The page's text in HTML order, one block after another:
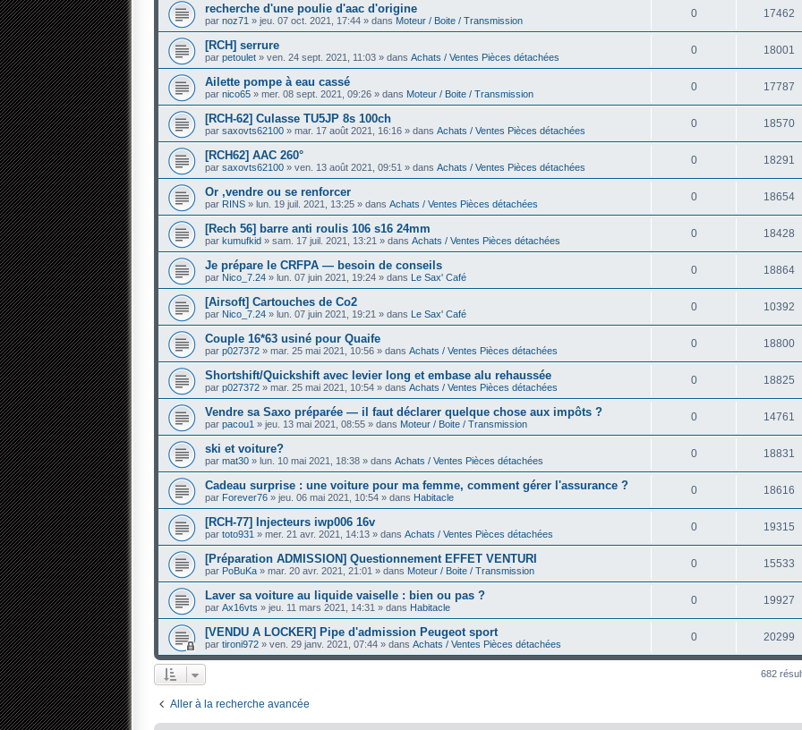
recherche d'une poulie d'aac d'origine
par noz71 » jeu. 07 oct. 2021, 17:44 » dans Moteur / Boite / Transmission
0 17462
[RCH] serrure
par petoulet » ven. 24 sept. 2021, 11:03 » dans Achats / Ventes Pièces détachées
0 18001
Ailette pompe à eau cassé
par nico65 » mer. 08 sept. 2021, 09:26 » dans Moteur / Boite / Transmission
0 17787
[RCH-62] Culasse TU5JP 8s 100ch
par saxovts62100 » mar. 17 août 2021, 16:16 » dans Achats / Ventes Pièces détachées
0 18570
[RCH62] AAC 260°
par saxovts62100 » ven. 13 août 2021, 09:51 » dans Achats / Ventes Pièces détachées
0 18291
Or ,vendre ou se renforcer
par RINS » lun. 19 juil. 2021, 13:25 » dans Achats / Ventes Pièces détachées
0 18654
[Rech 56] barre anti roulis 106 s16 24mm
par kumufkid » sam. 17 juil. 2021, 13:21 » dans Achats / Ventes Pièces détachées
0 18428
Je prépare le CRFPA — besoin de conseils
par Nico_7.24 » lun. 07 juin 2021, 19:24 » dans Le Sax' Café
0 18864
[Airsoft] Cartouches de Co2
par Nico_7.24 » lun. 07 juin 2021, 19:21 » dans Le Sax' Café
0 10392
Couple 16*63 usiné pour Quaife
par p027372 » mar. 25 mai 2021, 10:56 » dans Achats / Ventes Pièces détachées
0 18800
Shortshift/Quickshift avec levier long et embase alu rehaussée
par p027372 » mar. 25 mai 2021, 10:54 » dans Achats / Ventes Pièces détachées
0 18825
Vendre sa Saxo préparée — il faut déclarer quelque chose aux impôts ?
par pacou1 » jeu. 13 mai 2021, 08:55 » dans Moteur / Boite / Transmission
0 14761
ski et voiture?
par mat30 » lun. 10 mai 2021, 18:38 » dans Achats / Ventes Pièces détachées
0 18831
Cadeau surprise : une voiture pour ma femme, comment gérer l'assurance ?
par Forever76 » jeu. 06 mai 2021, 10:54 » dans Habitacle
0 18616
[RCH-77] Injecteurs iwp006 16v
par toto931 » mer. 21 avr. 2021, 14:13 » dans Achats / Ventes Pièces détachées
0 19315
[Préparation ADMISSION] Questionnement EFFET VENTURI
par PoBuKa » mar. 20 avr. 2021, 21:01 » dans Moteur / Boite / Transmission
0 15533
Laver sa voiture au liquide vaiselle : bien ou pas ?
par Ax16vts » jeu. 11 mars 2021, 14:31 » dans Habitacle
0 19927
[VENDU A LOCKER] Pipe d'admission Peugeot sport
par tironi972 » ven. 29 janv. 2021, 07:44 » dans Achats / Ventes Pièces détachées
0 20299
682
Aller à la recherche avancée